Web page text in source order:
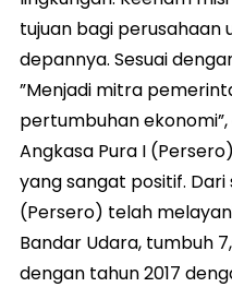
tujuan bagi perusahaan
depannya. Sesuai
”Menjadi mitra
pertumbuhan ekonomi”,
Angkasa Pura I
yang sangat positif. Dari
(Persero) telah
Bandar Udara, tumbuh
dengan tahun 2017